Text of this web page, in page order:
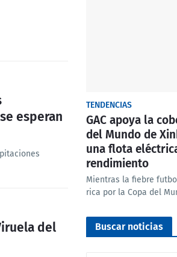
esperan
del
TENDENCIAS
GAC apoya la
del Mundo de
una flota
rendimiento
Mientras la fiebre
rica por la Copa del
Buscar noticias